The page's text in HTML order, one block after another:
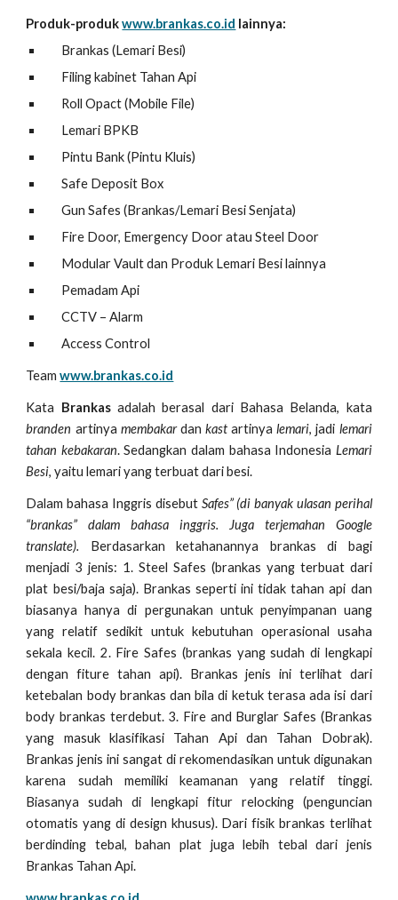
Produk-produkwww.brankas.co.id lainnya:
Brankas (Lemari Besi)
Filing kabinet Tahan Api
Roll Opact (Mobile File)
Lemari BPKB
Pintu Bank (Pintu Kluis)
Safe Deposit Box
Gun Safes (Brankas/Lemari Besi Senjata)
Fire Door, Emergency Door atau Steel Door
Modular Vault dan Produk Lemari Besi lainnya
Pemadam Api
CCTV – Alarm
Access Control
Teamwww.brankas.co.id
Kata Brankasadalah berasal dari Bahasa Belanda, kata
branden artinya membakardankast artinyalemari, jadi lemari
tahan kebakaran. Sedangkan dalam bahasa Indonesia Lemari
Besi, yaitu lemari yang terbuat dari besi.
Dalam bahasa Inggris disebut Safes” (di banyak ulasan perihal
“brankas” dalam bahasa inggris. Juga terjemahan Google
translate). Berdasarkan ketahanannya brankas di bagi
menjadi 3 jenis: 1. Steel Safes (brankas yang terbuat dari
plat besi/baja saja). Brankas seperti ini tidak tahan api dan
biasanya hanya di pergunakan untuk penyimpanan uang
yang relatif sedikit untuk kebutuhan operasional usaha
sekala kecil. 2. Fire Safes (brankas yang sudah di lengkapi
dengan fiture tahan api). Brankas jenis ini terlihat dari
ketebalan body brankas dan bila di ketuk terasa ada isi dari
body brankas terdebut. 3. Fire and Burglar Safes (Brankas
yang masuk klasifikasi Tahan Api dan Tahan Dobrak).
Brankas jenis ini sangat di rekomendasikan untuk digunakan
karena sudah memiliki keamanan yang relatif tinggi.
Biasanya sudah di lengkapi fitur relocking (penguncian
otomatis yang di design khusus). Dari fisik brankas terlihat
berdinding tebal, bahan plat juga lebih tebal dari jenis
Brankas Tahan Api.